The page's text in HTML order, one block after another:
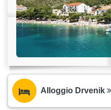
Alloggio Drvenik